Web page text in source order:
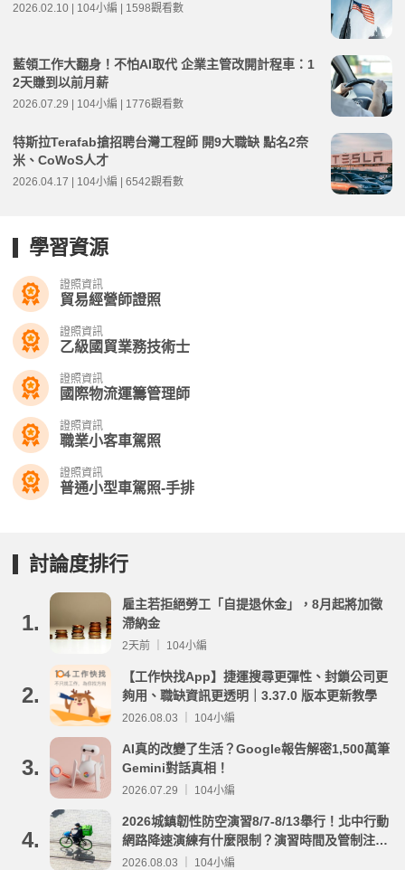
2026.02.10 | 104小編 | 1598觀看數
藍領工作大翻身！不怕AI取代 企業主管改開計程車：1
2天賺到以前月薪
2026.07.29 | 104小編 | 1776觀看數
特斯拉Terafab搶招聘台灣工程師 開9大職缺 點名2奈
米、CoWoS人才
2026.04.17 | 104小編 | 6542觀看數
學習資源
證照資訊
貿易經營師證照
證照資訊
乙級國貿業務技術士
證照資訊
國際物流運籌管理師
證照資訊
職業小客車駕照
證照資訊
普通小型車駕照-手排
討論度排行
1.
雇主若拒絕勞工「自提退休金」，8月起將加徵
滯納金
2天前 ｜ 104小編
2.
【工作快找App】捷運搜尋更彈性、封鎖公司更
夠用、職缺資訊更透明｜3.37.0 版本更新教學
2026.08.03 ｜ 104小編
3.
AI真的改變了生活？Google報告解密1,500萬筆
Gemini對話真相！
2026.07.29 ｜ 104小編
4.
2026城鎮韌性防空演習8/7-8/13舉行！北中行動
網路降速演練有什麼限制？演習時間及管制注意
事項整理
2026.08.03 ｜ 104小編